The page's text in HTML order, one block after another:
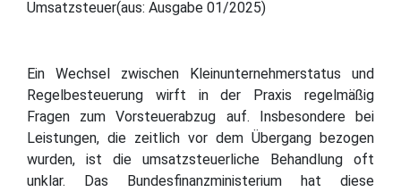
Umsatzsteuer(aus: Ausgabe 01/2025)
Ein Wechsel zwischen Kleinunternehmerstatus und
Regelbesteuerung wirft in der Praxis regelmäßig
Fragen zum Vorsteuerabzug auf. Insbesondere bei
Leistungen, die zeitlich vor dem Übergang bezogen
wurden, ist die umsatzsteuerliche Behandlung oft
unklar. Das Bundesfinanzministerium hat diese